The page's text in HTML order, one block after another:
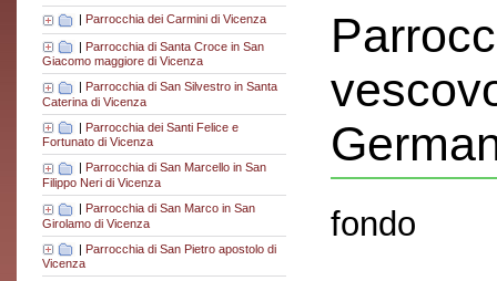
Parrocchia dei Carmini di Vicenza
| Parrocchia di Santa Croce in San
Giacomo maggiore di Vicenza
Parrocchia di San Silvestro in Santa
Caterina di Vicenza
| Parrocchia dei Santi Felice e
Fortunato di Vicenza
Parrocchia di San Marcello in San
Filippo Neri di Vicenza
| Parrocchia di San Marco in San
Girolamo di Vicenza
| Parrocchia di San Pietro apostolo di
Vicenza
fondo